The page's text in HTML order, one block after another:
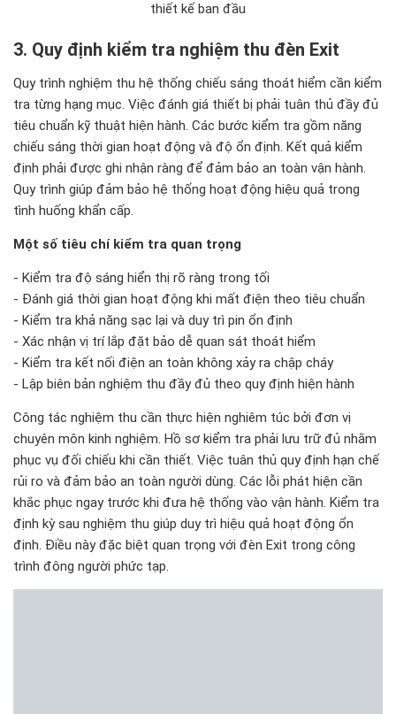
thiết kế ban đầu
3. Quy định kiểm tra nghiệm thu đèn Exit
Quy trình nghiệm thu hệ thống chiếu sáng thoát hiểm cần kiểm
tra từng hạng mục. Việc đánh giá thiết bị phải tuân thủ đầy đủ
tiêu chuẩn kỹ thuật hiện hành. Các bước kiểm tra gồm năng
chiếu sáng thời gian hoạt động và độ ổn định. Kết quả kiểm
định phải được ghi nhận ràng để đảm bảo an toàn vận hành.
Quy trình giúp đảm bảo hệ thống hoạt động hiệu quả trong
tình huống khẩn cấp.
Một số tiêu chí kiểm tra quan trọng
- Kiểm tra độ sáng hiển thị rõ ràng trong tối
- Đánh giá thời gian hoạt động khi mất điện theo tiêu chuẩn
- Kiểm tra khả năng sạc lại và duy trì pin ổn định
- Xác nhận vị trí lắp đặt bảo dễ quan sát thoát hiểm
- Kiểm tra kết nối điện an toàn không xảy ra chập cháy
- Lập biên bản nghiệm thu đầy đủ theo quy định hiện hành
Công tác nghiệm thu cần thực hiện nghiêm túc bởi đơn vị
chuyên môn kinh nghiệm. Hồ sơ kiểm tra phải lưu trữ đủ nhằm
phục vụ đối chiếu khi cần thiết. Việc tuân thủ quy định hạn chế
rủi ro và đảm bảo an toàn người dùng. Các lỗi phát hiện cần
khắc phục ngay trước khi đưa hệ thống vào vận hành. Kiểm tra
định kỳ sau nghiệm thu giúp duy trì hiệu quả hoạt động ổn
định. Điều này đặc biệt quan trọng với đèn Exit trong công
trình đông người phức tạp.